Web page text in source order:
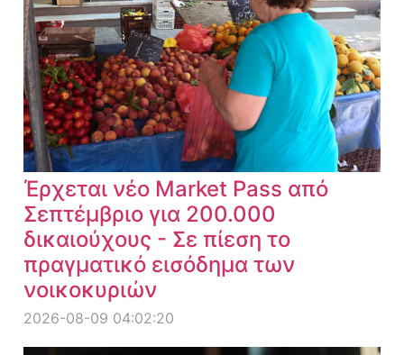
Έρχεται νέο Market Pass από
Σεπτέμβριο για 200.000
δικαιούχους - Σε πίεση το
πραγματικό εισόδημα των
νοικοκυριών
2026-08-09 04:02:20